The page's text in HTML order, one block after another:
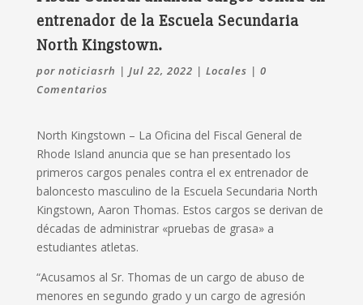
entrenador de la Escuela Secundaria
North Kingstown.
por noticiasrh | Jul 22, 2022 | Locales | 0
Comentarios
North Kingstown – La Oficina del Fiscal General de
Rhode Island anuncia que se han presentado los
primeros cargos penales contra el ex entrenador de
baloncesto masculino de la Escuela Secundaria North
Kingstown, Aaron Thomas. Estos cargos se derivan de
décadas de administrar «pruebas de grasa» a
estudiantes atletas.
“Acusamos al Sr. Thomas de un cargo de abuso de
menores en segundo grado y un cargo de agresión